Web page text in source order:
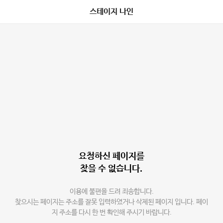
스테이지 나인
요청하신 페이지를
찾을 수 없습니다.
이용에 불편을 드려 죄송합니다.
찾으시는 페이지는 주소를 잘못 입력하였거나 삭제된 페이지 입니다. 페이
지 주소를 다시 한 번 확인해 주시기 바랍니다.